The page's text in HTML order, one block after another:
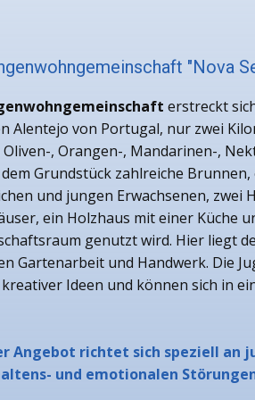
"Nova
erstreckt
Alentejo von Portugal, nur zwei
Oliven-, Orangen-, Mandarinen-,
Grundstück zahlreiche
und jungen Erwachsenen,
ein Holzhaus mit einer Küche
genutzt wird. Hier liegt
Gartenarbeit und Handwerk. Die
Ideen und können sich in
Angebot richtet sich speziell an
und emotionalen